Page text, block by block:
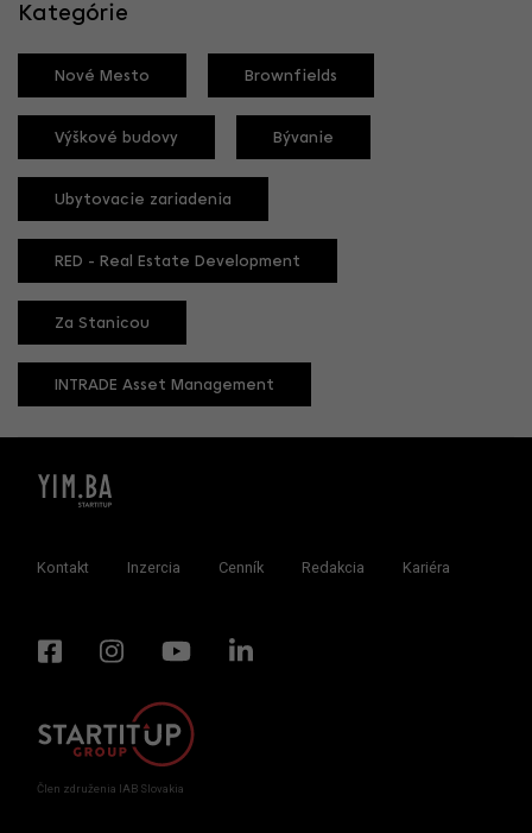
Kategórie
Nové Mesto Brownfields
Výškové budovy Bývanie
Ubytovacie zariadenia
RED - Real Estate Development
Za Stanicou
INTRADE Asset Management
Kontakt Inzercia Cenník Redakcia Kariéra
Člen združenia IAB Slovakia